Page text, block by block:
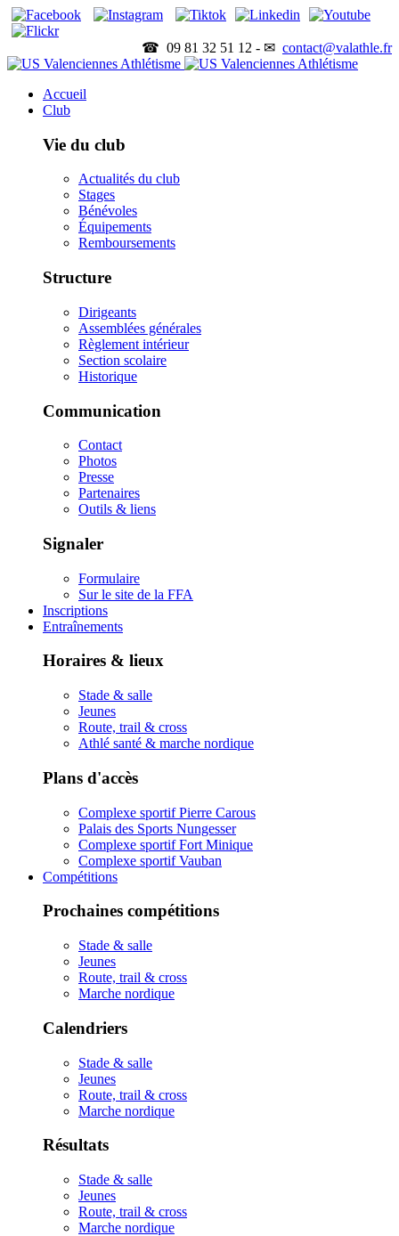
☎ 09 81 32 51 12 - ✉ contact@valathle.fr
Accueil
Club
Vie du club
Actualités du club
Stages
Bénévoles
Équipements
Remboursements
Structure
Dirigeants
Assemblées générales
Règlement intérieur
Section scolaire
Historique
Communication
Contact
Photos
Presse
Partenaires
Outils & liens
Signaler
Formulaire
Sur le site de la FFA
Inscriptions
Entraînements
Horaires & lieux
Stade & salle
Jeunes
Route, trail & cross
Athlé santé & marche nordique
Plans d'accès
Complexe sportif Pierre Carous
Palais des Sports Nungesser
Complexe sportif Fort Minique
Complexe sportif Vauban
Compétitions
Prochaines compétitions
Stade & salle
Jeunes
Route, trail & cross
Marche nordique
Calendriers
Stade & salle
Jeunes
Route, trail & cross
Marche nordique
Résultats
Stade & salle
Jeunes
Route, trail & cross
Marche nordique